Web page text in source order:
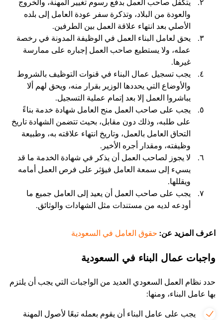
يتكفل صاحب العمل بدفع رسوم تغيير المهنة، والخروج
والعودة من البلاد، وتذكرة سفر عودة العامل إلى بلده
الأصلي بعد انتهاء علاقة العمل بين الطرفين.
يحق لعامل البناء العمل في الوظيفة المدونة في رخصة
عمله، ولا يستطيع صاحب العمل إجباره على ممارسة
غيرها.
يجب تسجيل عمال البناء في قنوات التوظيف بالشروط
والأوضاع التي يحددها الوزير بقرار منه، ويحق لهم ألا
يباشروا العمل إلا بعد إتمام عملية التسجيل.
يجب على صاحب العمل منح العامل شهادة خدمة بناءً
على طلبه، وذلك دون مقابل، بحيث تتضمن الشهادة تاريخ
التحاق العامل بالعمل، وتاريخ انتهاء علاقته به، وطبيعة
وظيفته، ومقدار أجره الأخير.
لا يجوز لصاحب العمل أن يذكر في شهادة الخدمة ما قد
يسيء إلى سمعة العامل فيؤثر على فرص العمل أمامه
ويقللها.
يجب على صاحب العمل أن يعيد إلى العامل جميع ما
أودعه لديه من مستندات مثل الشهادات والوثائق.
اعرف المزيد عن: حقوق العامل في السعودية
واجبات عمال البناء في السعودية
حدد نظام العمل السعودي العديد من الواجبات التي يجب أن يلتزم
بها عامل البناء، ومنها:
يجب على عامل البناء أن يقوم بعمله تبعًا لأصول المهنة